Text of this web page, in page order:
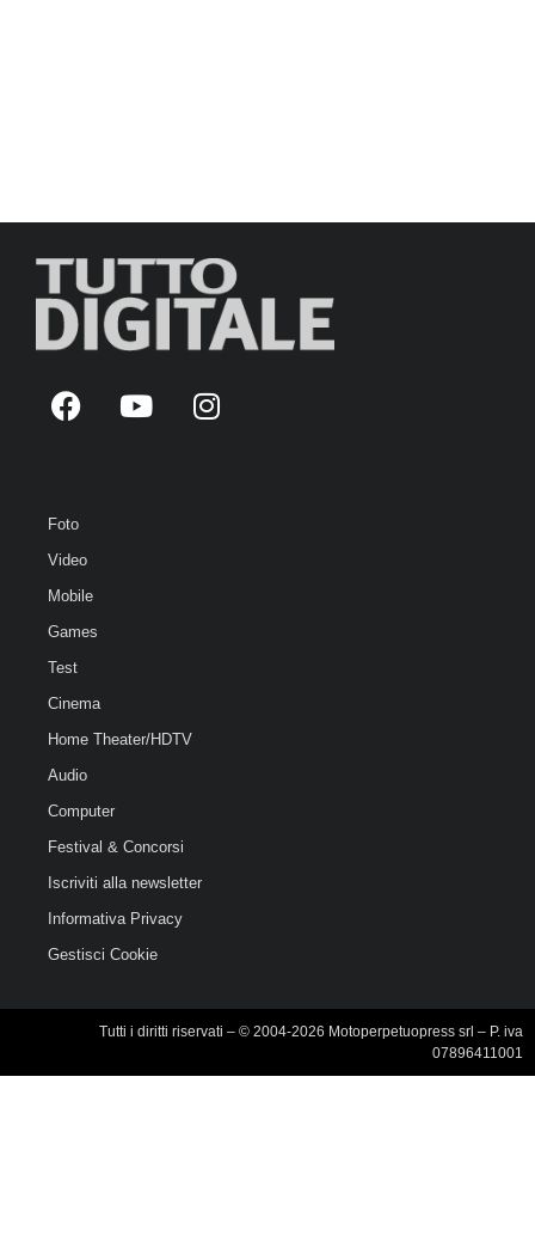
Foto
Video
Mobile
Games
Test
Cinema
Home Theater/HDTV
Audio
Computer
Festival & Concorsi
Iscriviti alla newsletter
Informativa Privacy
Gestisci Cookie
Tutti i diritti riservati – © 2004-2026 Motoperpetuopress srl – P. iva
07896411001